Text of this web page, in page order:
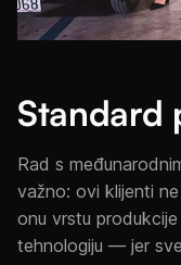
Standard
Rad s
važno: ovi klijenti
onu vrstu
tehnologiju — jer